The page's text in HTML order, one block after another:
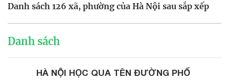
Danh sách 126 xã, phường của Hà Nội sau sắp xếp
Danh sách
HÀ NỘI HỌC QUA TÊN ĐƯỜNG PHỐ